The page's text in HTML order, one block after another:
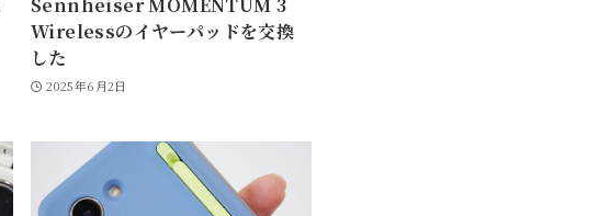
Sennheiser MOMENTUM 3
Wirelessのイヤーパッドを交換
した
2025年6月2日